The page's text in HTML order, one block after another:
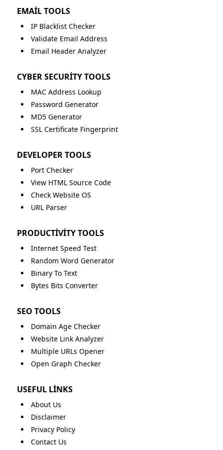
EMAIL TOOLS
IP Blacklist Checker
Validate Email Address
Email Header Analyzer
CYBER SECURITY TOOLS
MAC Address Lookup
Password Generator
MD5 Generator
SSL Certificate Fingerprint
DEVELOPER TOOLS
Port Checker
View HTML Source Code
Check Website OS
URL Parser
PRODUCTIVITY TOOLS
Internet Speed Test
Random Word Generator
Binary To Text
Bytes Bits Converter
SEO TOOLS
Domain Age Checker
Website Link Analyzer
Multiple URLs Opener
Open Graph Checker
USEFUL LINKS
About Us
Disclaimer
Privacy Policy
Contact Us